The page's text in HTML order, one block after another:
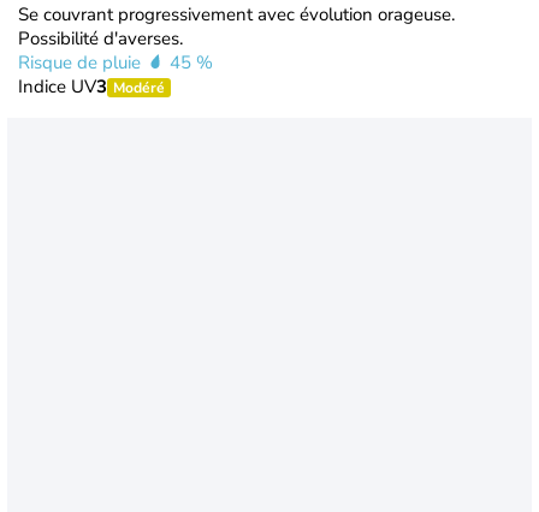
Se couvrant progressivement avec évolution orageuse.
Possibilité d'averses.
Risque de pluie
45 %
Indice UV3 Modéré